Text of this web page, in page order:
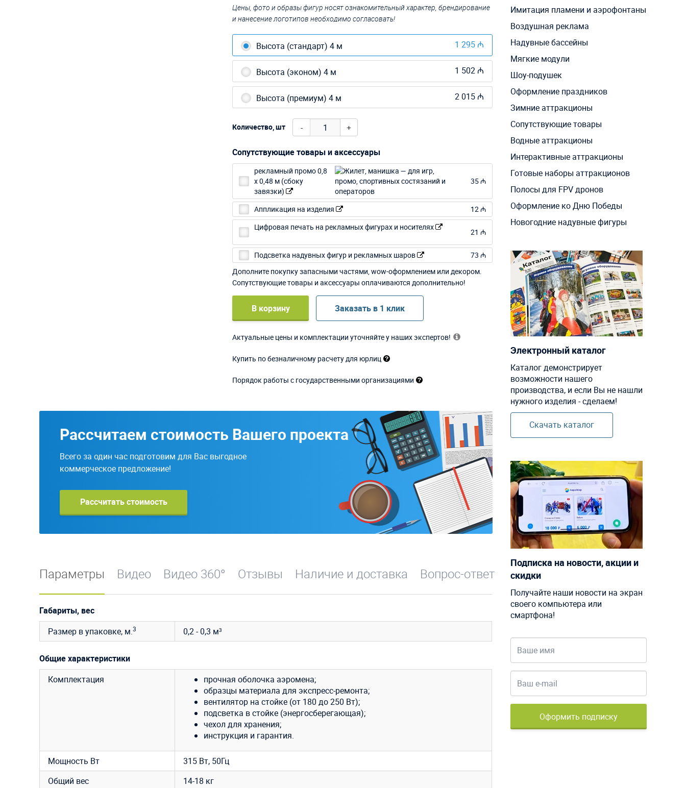
Цены, фото и образы фигур носят ознакомительный характер, брендирование
и нанесение логотипов необходимо согласовать!
Высота (стандарт) 4 м 1 295 ₼
Высота (эконом) 4 м 1 502 ₼
Высота (премиум) 4 м 2 015 ₼
Количество, шт - +
Сопутствующие товары и аксессуары
рекламный промо 0,8
х 0,48 м (сбоку
завязки)
35 ₼
Аппликация на изделия
12 ₼
Цифровая печать на рекламных фигурах и носителях
21 ₼
Подсветка надувных фигур и рекламных шаров
73 ₼
Дополните покупку запасными частями, wow-оформлением или декором.
Сопутствующие товары и аксессуары оплачиваются дополнительно!
В корзину Заказать в 1 клик
Актуальные цены и комплектации уточняйте у наших экспертов!
Купить по безналичному расчету для юрлиц
Порядок работы с государственными организациями
Рассчитаем стоимость Вашего проекта
Всего за один час подготовим для Вас выгодное
коммерческое предложение!
Рассчитать стоимость
Параметры Видео Видео 360° Отзывы Наличие и доставка Вопрос-ответ
Габариты, вес
Размер в упаковке, м.3 0,2 - 0,3 м³
Общие характеристики
Комплектация
прочная оболочка аэромена;
образцы материала для экспресс-ремонта;
вентилятор на стойке (от 180 до 250 Вт);
подсветка в стойке (энергосберегающая);
чехол для хранения;
инструкция и гарантия.
Мощность Вт
315 Вт, 50Гц
Общий вес
14-18 кг
Имитация пламени и аэрофонтаны
Воздушная реклама
Надувные бассейны
Мягкие модули
Шоу-подушек
Оформление праздников
Зимние аттракционы
Сопутствующие товары
Водные аттракционы
Интерактивные аттракционы
Готовые наборы аттракционов
Полосы для FPV дронов
Оформление ко Дню Победы
Новогодние надувные фигуры
Электронный каталог
Каталог демонстрирует
возможности нашего
производства, и если Вы не нашли
нужного изделия - сделаем!
Скачать каталог
Подписка на новости, акции и
скидки
Получайте наши новости на экран
своего компьютера или
смартфона!
Оформить подписку